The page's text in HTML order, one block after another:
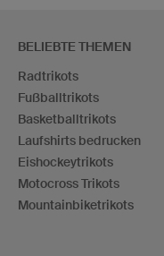
BELIEBTE THEMEN
Radtrikots
Fußballtrikots
Basketballtrikots
Laufshirts bedrucken
Eishockeytrikots
Motocross Trikots
Mountainbiketrikots